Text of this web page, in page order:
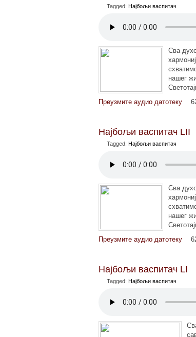
Tagged: Најбољи васпитач
Сва
нашег
Преузмите аудио датотеку
Најбољи васпитач LII
Tagged: Најбољи васпитач
Сва
нашег
Преузмите аудио датотеку
Најбољи васпитач LI
Tagged: Најбољи васпитач